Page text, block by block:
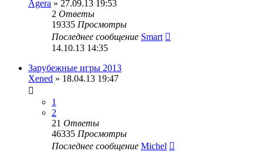
Agera » 27.09.13 19:53
2 Ответы
19335 Просмотры
Последнее сообщение Smart
14.10.13 14:35
Зарубежные игры 2013
Xened » 18.04.13 19:47
1
2
21 Ответы
46335 Просмотры
Последнее сообщение Michel